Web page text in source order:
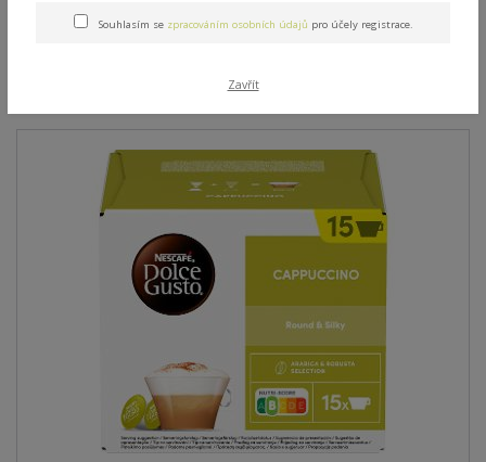
NESTLE DOLCE G.
Cappuccino 30 kapslí
Souhlasím se zpracováním osobních údajů pro účely registrace.
Zavřít